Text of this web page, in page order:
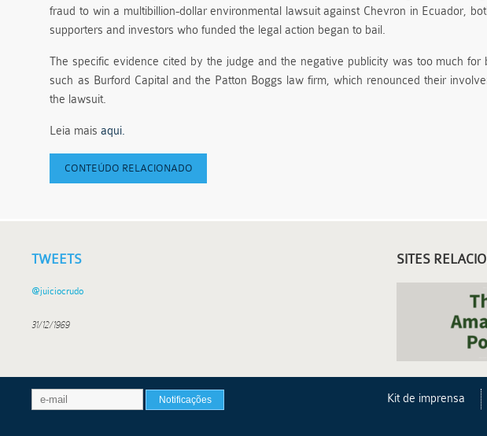
fraud to win a multibillion-dollar environmental lawsuit against Chevron in Ecuador,
supporters and investors who funded the legal action began to bail.
The specific evidence cited by the judge and the negative publicity was too much for
such as Burford Capital and the Patton Boggs law firm, which renounced their
the lawsuit.
Leia maisaqui.
CONTEÚDO RELACIONADO
TWEETS
@juiciocrudo
31/12/1969
SITES
Kit de imprensa